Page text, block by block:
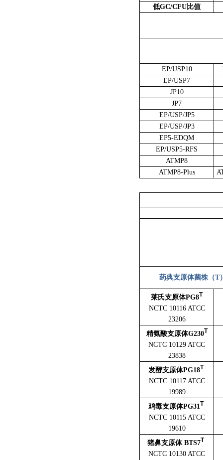
低GC/CFU比值
EP/USP10
EP/USP7
JP10
JP7
EP/USP/JP5
EP/USP/JP3
EP5-EDQM
EP/USP5-RFS
ATMP8
ATMP8-Plus
药典支原体菌株（T
莱氏支原体PG8T
NCTC 10116 ATCC
23206
精氨酸支原体G230T
NCTC 10129 ATCC
23838
发酵支原体PG18T
NCTC 10117 ATCC
19989
鸡毒支原体PG31 T
NCTC 10115 ATCC
19610
猪鼻支原体 BTS7T
NCTC 10130 ATCC